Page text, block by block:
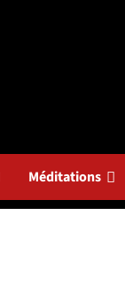
Méditations